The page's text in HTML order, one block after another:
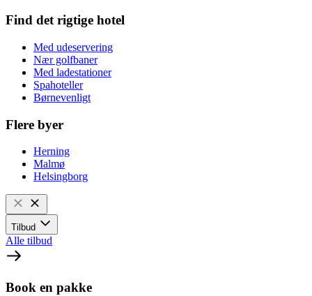
Find det rigtige hotel
Med udeservering
Nær golfbaner
Med ladestationer
Spahoteller
Børnevenligt
Flere byer
Herning
Malmø
Helsingborg
Tilbud
Alle tilbud
Book en pakke